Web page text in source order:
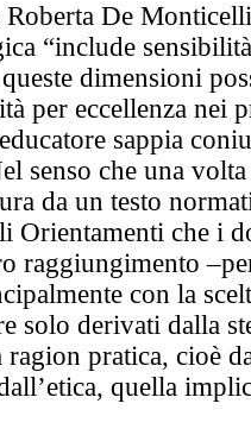
Roberta De
“include
dimensioni
per eccellenza nei
sappia
senso che una
da un testo
Orientamenti che i
raggiungimento
con la
solo derivati dalla
pratica, cioè
quella